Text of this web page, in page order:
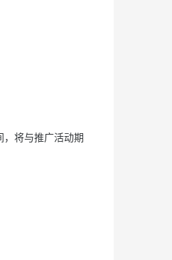
将与推广活动期